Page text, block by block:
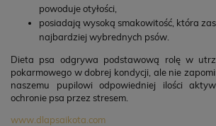
powoduje otyłości,
posiadają wysoką smakowitość, która
najbardziej wybrednych psów.
Dieta psa odgrywa podstawową rolę w
pokarmowego w dobrej kondycji, ale nie
naszemu pupilowi odpowiedniej ilości
ochronie psa przez stresem.
www.dlapsaikota.com